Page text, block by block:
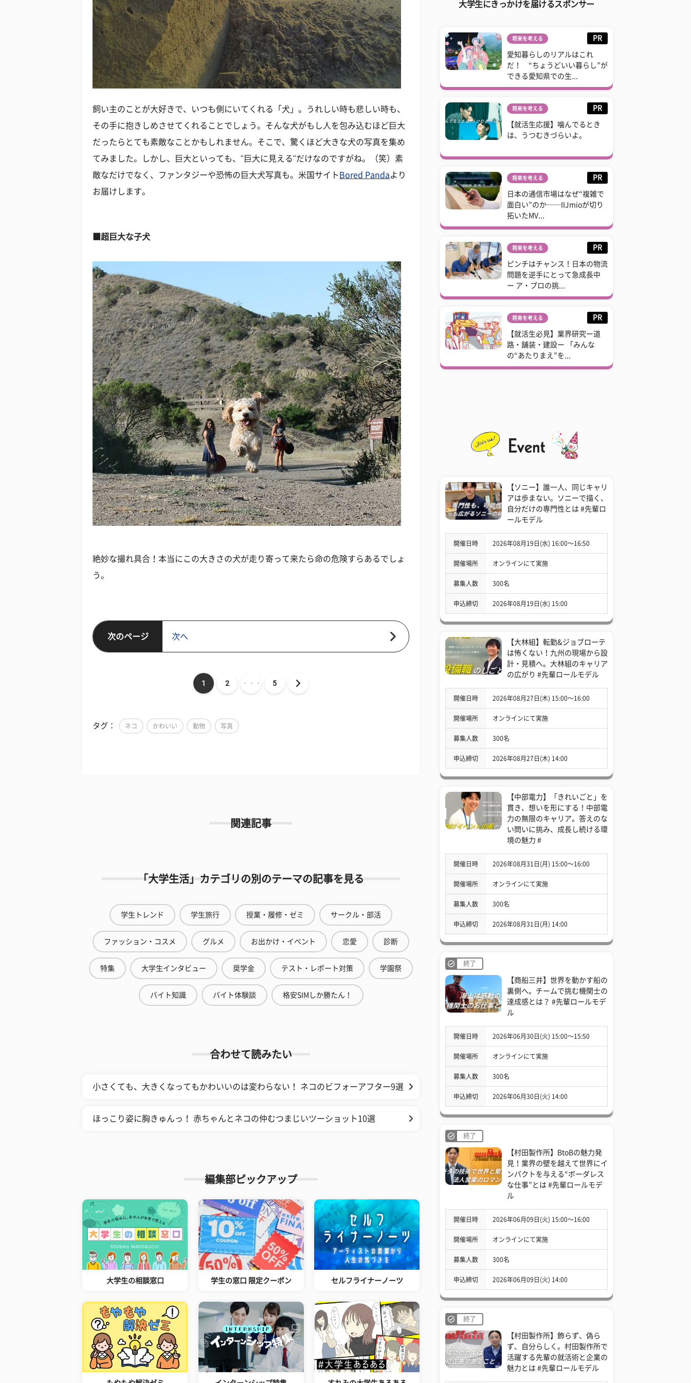
飼い主のことが大好きで、いつも側にいてくれる「犬」。うれしい時も悲しい時も、
その手に抱きしめさせてくれることでしょう。そんな犬がもし人を包み込むほど巨大
だったらとても素敵なことかもしれません。そこで、驚くほど大きな犬の写真を集め
てみました。しかし、巨大といっても、"巨大に見える"だけなのですがね。（笑）素
敵なだけでなく、ファンタジーや恐怖の巨大犬写真も。米国サイト Bored Pandaより
お届けします。
■超巨大な子犬
絶妙な撮れ具合！本当にこの大きさの犬が走り寄って来たら命の危険すらあるでしょ
う。
次のページ 次へ
1 2 ・・・ 5
タグ： ネコ かわいい 動物 写真
関連記事
「大学生活」カテゴリの別のテーマの記事を見る
学生トレンド 学生旅行 授業・履修・ゼミ サークル・部活
ファッション・コスメ グルメ お出かけ・イベント 恋愛 診断
特集 大学生インタビュー 奨学金 テスト・レポート対策 学園祭
バイト知識 バイト体験談 格安SIMしか勝たん！
合わせて読みたい
小さくても、大きくなってもかわいいのは変わらない！ ネコのビフォーアフター9選
ほっこり姿に胸きゅんっ！ 赤ちゃんとネコの仲むつまじいツーショット10選
編集部ピックアップ
大学生の相談窓口 学生の窓口 限定クーポン セルフライナーノーツ
大学生にきっかけを届けるスポンサー
将来を考える PR
愛知暮らしのリアルはこれ
だ！ “ちょうどいい暮らし”が
できる愛知県での生...
将来を考える PR
【就活生応援】噛んでるとき
は、うつむきづらいよ。
将来を考える PR
日本の通信市場はなぜ“複雑で
面白い”のか──IIJmioが切り
拓いたMV...
将来を考える PR
ピンチはチャンス！日本の物流
問題を逆手にとって急成長中
ー ア・プロの挑...
将来を考える PR
【就活生必見】業界研究ー道
路・舗装・建設ー 「みんな
の“あたりまえ”を...
【ソニー】誰一人、同じキャリ
アは歩まない。ソニーで描く、
自分だけの専門性とは #先輩ロ
ールモデル
開催日時 2026年08月19日(水) 16:00〜16:50
開催場所 オンラインにて実施
募集人数 300名
申込締切 2026年08月19日(水) 15:00
【大林組】転勤&ジョブローテ
は怖くない！九州の現場から設
計・見積へ。大林組のキャリア
の広がり #先輩ロールモデル
開催日時 2026年08月27日(木) 15:00〜16:00
開催場所 オンラインにて実施
募集人数 300名
申込締切 2026年08月27日(木) 14:00
【中部電力】「きれいごと」を
貫き、想いを形にする！中部電
力の無限のキャリア。答えのな
い問いに挑み、成長し続ける環
境の魅力 #
開催日時 2026年08月31日(月) 15:00〜16:00
開催場所 オンラインにて実施
募集人数 300名
申込締切 2026年08月31日(月) 14:00
終了
【商船三井】世界を動かす船の
裏側へ。チームで挑む機関士の
達成感とは？ #先輩ロールモデ
ル
開催日時 2026年06月30日(火) 15:00〜15:50
開催場所 オンラインにて実施
募集人数 300名
申込締切 2026年06月30日(火) 14:00
終了
【村田製作所】BtoBの魅力発
見！業界の壁を越えて世界にイ
ンパクトを与える“ボーダレス
な仕事”とは #先輩ロールモデ
ル
開催日時 2026年06月09日(火) 15:00〜16:00
開催場所 オンラインにて実施
募集人数 300名
申込締切 2026年06月09日(火) 14:00
終了
【村田製作所】飾らず、偽ら
ず、自分らしく。村田製作所で
活躍する先輩の就活術と企業の
魅力とは #先輩ロールモデル